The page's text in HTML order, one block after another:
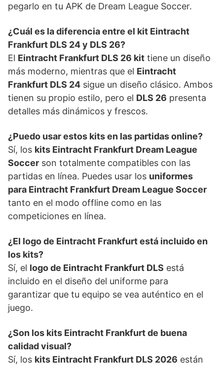
pegarlo en tu APK de Dream League Soccer.
¿Cuál es la diferencia entre el kit Eintracht
Frankfurt DLS 24 y DLS 26?
El Eintracht Frankfurt DLS 26 kit tiene un diseño
más moderno, mientras que el Eintracht
Frankfurt DLS 24 sigue un diseño clásico. Ambos
tienen su propio estilo, pero el DLS 26 presenta
detalles más dinámicos y frescos.
¿Puedo usar estos kits en las partidas online?
Sí, los kits Eintracht Frankfurt Dream League
Soccer son totalmente compatibles con las
partidas en línea. Puedes usar los uniformes
para Eintracht Frankfurt Dream League Soccer
tanto en el modo offline como en las
competiciones en línea.
¿El logo de Eintracht Frankfurt está incluido en
los kits?
Sí, el logo de Eintracht Frankfurt DLS está
incluido en el diseño del uniforme para
garantizar que tu equipo se vea auténtico en el
juego.
¿Son los kits Eintracht Frankfurt de buena
calidad visual?
Sí, los kits Eintracht Frankfurt DLS 2026 están